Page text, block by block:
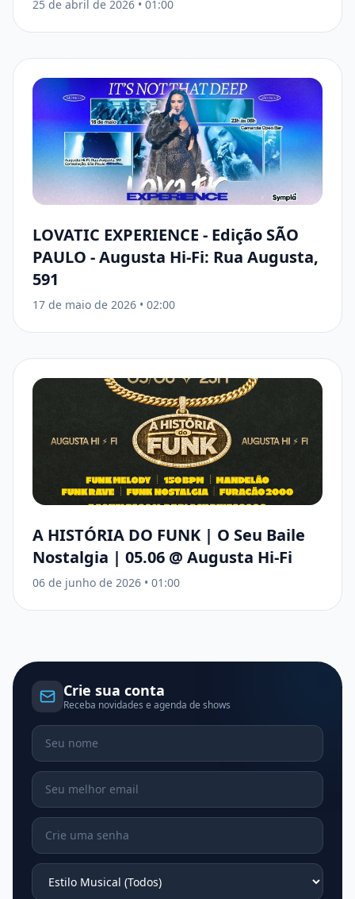
25 de abril de 2026 • 01:00
LOVATIC EXPERIENCE - Edição SÃO
PAULO - Augusta Hi-Fi: Rua Augusta,
591
17 de maio de 2026 • 02:00
A HISTÓRIA DO FUNK | O Seu Baile
Nostalgia | 05.06 @ Augusta Hi-Fi
06 de junho de 2026 • 01:00
Crie sua conta
Receba novidades e agenda de shows